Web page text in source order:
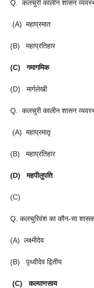
Q. कलचुरी कालीन शासन
(A) महाप्रमात
(B) महाप्रतिहार
(C) गमागमिक
(D) मार्गलेखी
Q. कलचुरी कालीन शासन
(A) महाप्रमातृ
(B) महाप्रतिहार
(D) महपीलुपति
(C)
Q. कलचुरिवंश का कौन-सा शासक
(A) लक्ष्मीदेव
(B) पृथ्वीदेव द्वितीय
(C) कल्याणसाय